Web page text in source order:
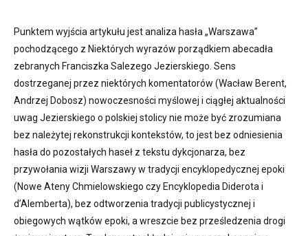
Punktem wyjścia artykułu jest analiza hasła „Warszawa”
pochodzącego z Niektórych wyrazów porządkiem abecadła
zebranych Franciszka Salezego Jezierskiego. Sens
dostrzeganej przez niektórych komentatorów (Wacław Berent,
Andrzej Dobosz) nowoczesności myślowej i ciągłej aktualności
uwag Jezierskiego o polskiej stolicy nie może być zrozumiana
bez należytej rekonstrukcji kontekstów, to jest bez odniesienia
hasła do pozostałych haseł z tekstu dykcjonarza, bez
przywołania wizji Warszawy w tradycji encyklopedycznej epoki
(Nowe Ateny Chmielowskiego czy Encyklopedia Diderota i
d’Alemberta), bez odtworzenia tradycji publicystycznej i
obiegowych wątków epoki, a wreszcie bez prześledzenia drogi